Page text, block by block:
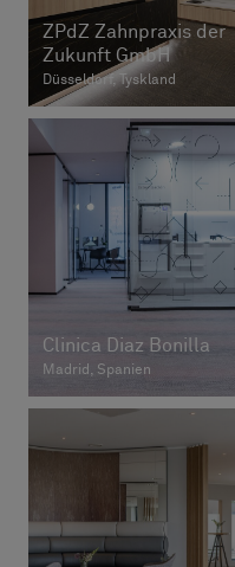
ZPdZ Zahnpraxis der
Zukunft GmbH
Düsseldorf, Tyskland
Clinica Diaz Bonilla
Madrid, Spanien